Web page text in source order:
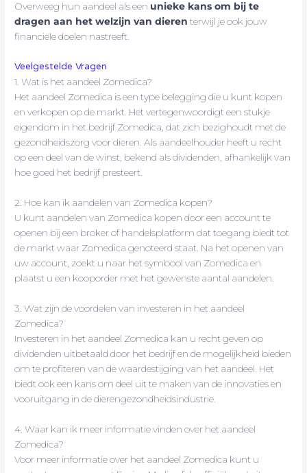
Overweeg hun aandeel als een unieke kans om bij te
dragen aan het welzijn van dieren terwijl je ook jouw
financiële doelen nastreeft.
Veelgestelde Vragen
1. Wat is het aandeel Zomedica?
Het aandeel Zomedica is een type belegging die u kunt kopen
en verkopen op de markt. Het vertegenwoordigt een stukje
eigendom in het bedrijf Zomedica, dat zich bezighoudt met de
gezondheidszorg voor dieren. Als aandeelhouder heeft u recht
op een deel van de winst, bekend als dividenden, afhankelijk van
hoe goed het bedrijf presteert.
2. Hoe kan ik aandelen van Zomedica kopen?
U kunt aandelen van Zomedica kopen door een account te
openen bij een broker of handelsplatform dat toegang biedt tot
de markt waar Zomedica genoteerd staat. Na het openen van
uw account, zoekt u naar het symbool van Zomedica en
plaatst u een kooporder met het gewenste aantal aandelen.
3. Wat zijn de voordelen van investeren in het aandeel
Zomedica?
Investeren in het aandeel Zomedica kan u recht geven op
dividenden uitbetaald door het bedrijf en de mogelijkheid bieden
om te profiteren van de waardestijging van het aandeel. Het
biedt ook een kans om deel uit te maken van de innovaties en
vooruitgang in de dierengezondheidsindustrie.
4. Waar kan ik meer informatie vinden over het aandeel
Zomedica?
Voor meer informatie over het aandeel Zomedica kunt u